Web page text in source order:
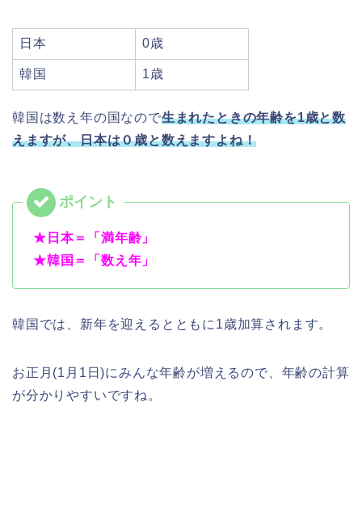
日本 0歳
韓国 1歳
韓国は数え年の国なので生まれたときの年齢を1歳と数
えますが、日本は０歳と数えますよね！
★日本＝
「満年齢」
★韓国＝
「数え年」
韓国では、新年を迎えるとともに1歳加算されます。
お正月(1月1日)にみんな年齢が増えるので、年齢の計算
が分かりやすいですね。